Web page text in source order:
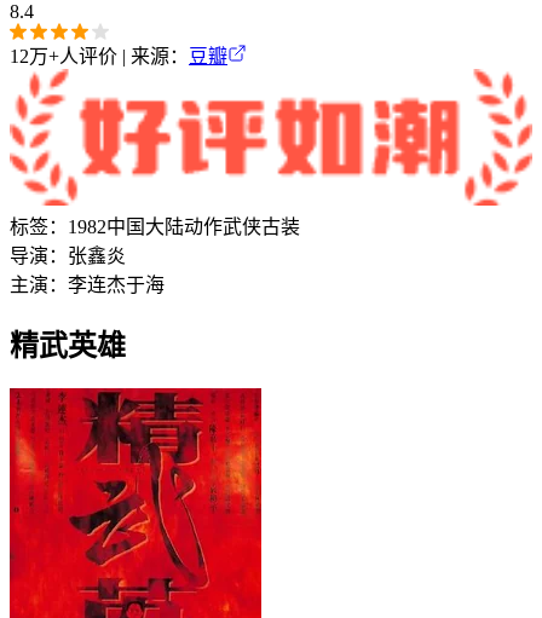
8.4
12万+人评价 | 来源： 豆瓣
标签： 1982中国大陆动作武侠古装
导演： 张鑫炎
主演： 李连杰于海
精武英雄‎